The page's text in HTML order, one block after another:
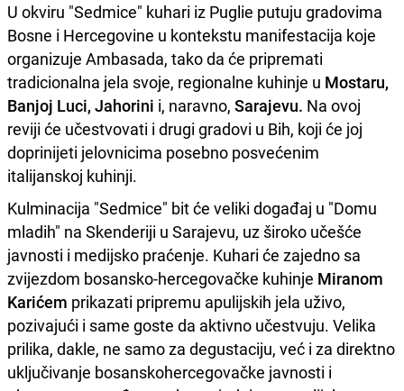
U okviru "Sedmice" kuhari iz Puglie putuju gradovima
Bosne i Hercegovine u kontekstu manifestacija koje
organizuje Ambasada, tako da će pripremati
tradicionalna jela svoje, regionalne kuhinje u Mostaru,
Banjoj Luci, Jahorini i, naravno, Sarajevu. Na ovoj
reviji će učestvovati i drugi gradovi u Bih, koji će joj
doprinijeti jelovnicima posebno posvećenim
italijanskoj kuhinji.
Kulminacija "Sedmice" bit će veliki događaj u "Domu
mladih" na Skenderiji u Sarajevu, uz široko učešće
javnosti i medijsko praćenje. Kuhari će zajedno sa
zvijezdom bosansko-hercegovačke kuhinje Miranom
Karićem prikazati pripremu apulijskih jela uživo,
pozivajući i same goste da aktivno učestvuju. Velika
prilika, dakle, ne samo za degustaciju, već i za direktno
uključivanje bosanskohercegovačke javnosti i